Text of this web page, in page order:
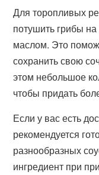
Для торопливых
потушить грибы
маслом. Это
сохранить свою
этом небольшое
чтобы придать
Если у вас есть
рекомендуется
разнообразных
ингредиент при